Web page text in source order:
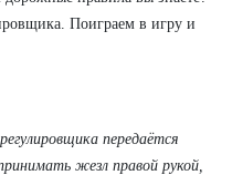
Поиграем в игру и
передаётся
жезл правой рукой,